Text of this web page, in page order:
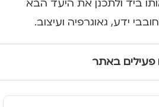
ביד ולתכנן את היעד הבא
ידע, גאוגרפיה ועיצוב.
פעילים באתר